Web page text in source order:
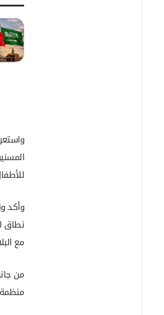
وأكد
نطاق
مع
منظمة